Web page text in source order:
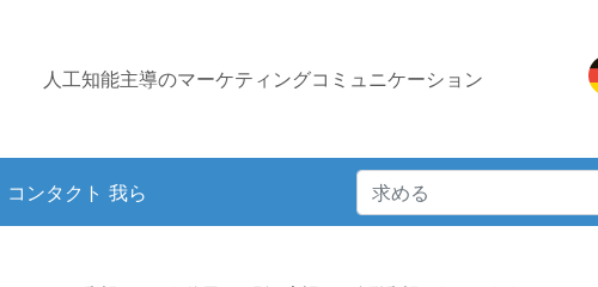
人工知能主導のマーケティングコミュニケーション
コンタクト 我ら